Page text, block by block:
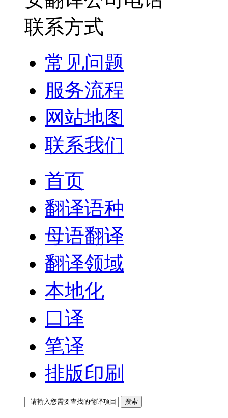
常见问题
服务流程
网站地图
联系我们
首页
翻译语种
母语翻译
翻译领域
本地化
口译
笔译
排版印刷